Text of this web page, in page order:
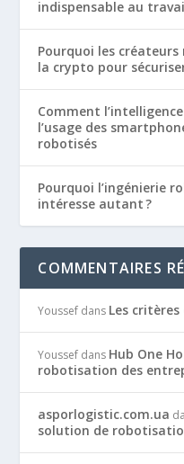
indispensable au
Pourquoi les
la crypto pour
Comment
l’usage des
robotisés
Pourquoi l’ingénierie
intéresse autant ?
COMMENTAIRES
Youssef dans Les
Youssef dans Hub One
robotisation des
asporlogistic.com.ua
solution de